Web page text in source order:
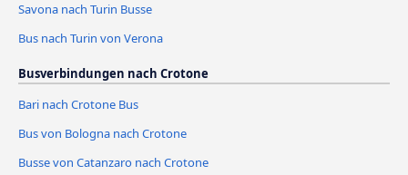
Savona nach Turin Busse
Bus nach Turin von Verona
Busverbindungen nach Crotone
Bari nach Crotone Bus
Bus von Bologna nach Crotone
Busse von Catanzaro nach Crotone